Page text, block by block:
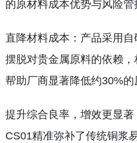
的原材料成本优势与风险管
直降材料成本：产品采用
摆脱对贵金属原料的依赖
帮助厂商显著降低约30%的
提升综合良率，增效更显
CS01精准弥补了传统铜浆